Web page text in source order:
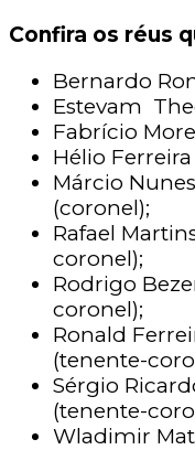
Confira os réus
Bernardo
Estevam
Fabrício
Hélio
Márcio
(coronel);
Rafael
coronel);
Rodrigo
coronel);
Ronald
(tenente-
Sérgio
(tenente-
Wladimir